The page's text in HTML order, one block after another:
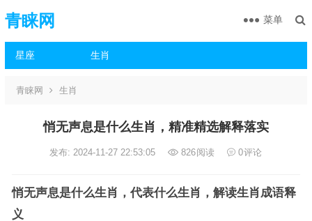
青睐网
星座 生肖
菜单
青睐网 生肖
悄无声息是什么生肖，精准精选解释落实
发布: 2024-11-27 22:53:05 826阅读 0评论
悄无声息是什么生肖，代表什么生肖，解读生肖成语释
义